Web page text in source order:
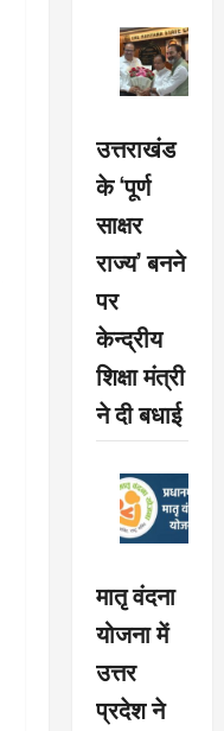
उत्तराखंड
के ‘पूर्ण
साक्षर
राज्य’ बनने
पर
केन्द्रीय
शिक्षा मंत्री
ने दी बधाई
मातृ वंदना
योजना में
उत्तर
प्रदेश ने